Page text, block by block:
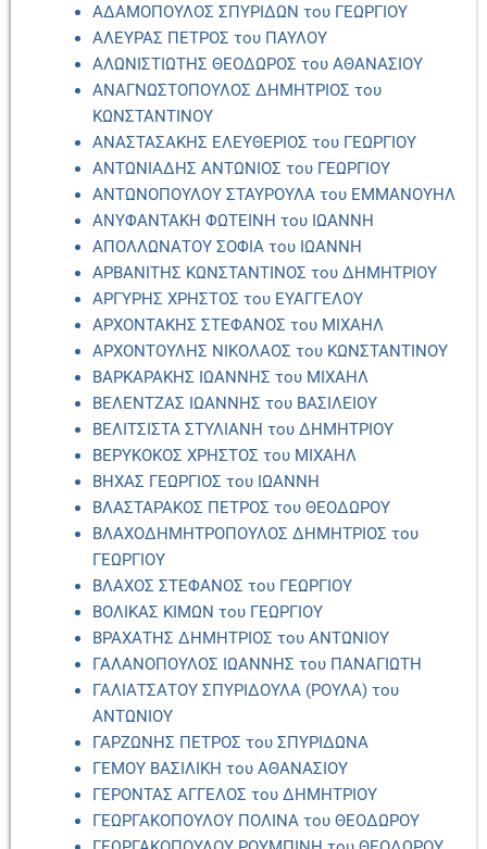
ΑΔΑΜΟΠΟΥΛΟΣ ΣΠΥΡΙΔΩΝ του ΓΕΩΡΓΙΟΥ
ΑΛΕΥΡΑΣ ΠΕΤΡΟΣ του ΠΑΥΛΟΥ
ΑΛΩΝΙΣΤΙΩΤΗΣ ΘΕΟΔΩΡΟΣ του ΑΘΑΝΑΣΙΟΥ
ΑΝΑΓΝΩΣΤΟΠΟΥΛΟΣ ΔΗΜΗΤΡΙΟΣ του
ΚΩΝΣΤΑΝΤΙΝΟΥ
ΑΝΑΣΤΑΣΑΚΗΣ ΕΛΕΥΘΕΡΙΟΣ του ΓΕΩΡΓΙΟΥ
ΑΝΤΩΝΙΑΔΗΣ ΑΝΤΩΝΙΟΣ του ΓΕΩΡΓΙΟΥ
ΑΝΤΩΝΟΠΟΥΛΟΥ ΣΤΑΥΡΟΥΛΑ του ΕΜΜΑΝΟΥΗΛ
ΑΝΥΦΑΝΤΑΚΗ ΦΩΤΕΙΝΗ του ΙΩΑΝΝΗ
ΑΠΟΛΛΩΝΑΤΟΥ ΣΟΦΙΑ του ΙΩΑΝΝΗ
ΑΡΒΑΝΙΤΗΣ ΚΩΝΣΤΑΝΤΙΝΟΣ του ΔΗΜΗΤΡΙΟΥ
ΑΡΓΥΡΗΣ ΧΡΗΣΤΟΣ του ΕΥΑΓΓΕΛΟΥ
ΑΡΧΟΝΤΑΚΗΣ ΣΤΕΦΑΝΟΣ του ΜΙΧΑΗΛ
ΑΡΧΟΝΤΟΥΛΗΣ ΝΙΚΟΛΑΟΣ του ΚΩΝΣΤΑΝΤΙΝΟΥ
ΒΑΡΚΑΡΑΚΗΣ ΙΩΑΝΝΗΣ του ΜΙΧΑΗΛ
ΒΕΛΕΝΤΖΑΣ ΙΩΑΝΝΗΣ του ΒΑΣΙΛΕΙΟΥ
ΒΕΛΙΤΣΙΣΤΑ ΣΤΥΛΙΑΝΗ του ΔΗΜΗΤΡΙΟΥ
ΒΕΡΥΚΟΚΟΣ ΧΡΗΣΤΟΣ του ΜΙΧΑΗΛ
ΒΗΧΑΣ ΓΕΩΡΓΙΟΣ του ΙΩΑΝΝΗ
ΒΛΑΣΤΑΡΑΚΟΣ ΠΕΤΡΟΣ του ΘΕΟΔΩΡΟΥ
ΒΛΑΧΟΔΗΜΗΤΡΟΠΟΥΛΟΣ ΔΗΜΗΤΡΙΟΣ του
ΓΕΩΡΓΙΟΥ
ΒΛΑΧΟΣ ΣΤΕΦΑΝΟΣ του ΓΕΩΡΓΙΟΥ
ΒΟΛΙΚΑΣ ΚΙΜΩΝ του ΓΕΩΡΓΙΟΥ
ΒΡΑΧΑΤΗΣ ΔΗΜΗΤΡΙΟΣ του ΑΝΤΩΝΙΟΥ
ΓΑΛΑΝΟΠΟΥΛΟΣ ΙΩΑΝΝΗΣ του ΠΑΝΑΓΙΩΤΗ
ΓΑΛΙΑΤΣΑΤΟΥ ΣΠΥΡΙΔΟΥΛΑ (ΡΟΥΛΑ) του
ΑΝΤΩΝΙΟΥ
ΓΑΡΖΩΝΗΣ ΠΕΤΡΟΣ του ΣΠΥΡΙΔΩΝΑ
ΓΕΜΟΥ ΒΑΣΙΛΙΚΗ του ΑΘΑΝΑΣΙΟΥ
ΓΕΡΟΝΤΑΣ ΑΓΓΕΛΟΣ του ΔΗΜΗΤΡΙΟΥ
ΓΕΩΡΓΑΚΟΠΟΥΛΟΥ ΠΟΛΙΝΑ του ΘΕΟΔΩΡΟΥ